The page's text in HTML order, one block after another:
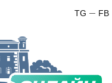
FB
TG